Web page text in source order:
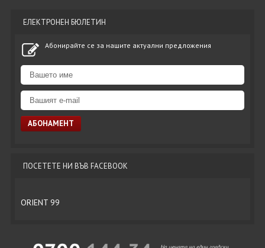
ЕЛЕКТРОНЕН БЮЛЕТИН
Абонирайте се за нашите актуални предложения
ПОСЕТЕТЕ НИ ВЪВ FACEBOOK
ORIENT 99